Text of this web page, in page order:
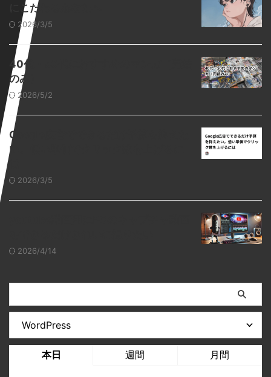
にこだわるあなたへ
2026/3/5
40代・50代におすすめのマンガ（完結
のみ）
2026/5/2
Google広告でできるだけ予算を抑えた
い。低い単価でクリック数を上げるに
2026/3/5
2026/4/14
本日 週間 月間